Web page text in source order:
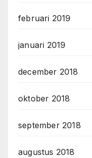
februari 2019
januari 2019
december 2018
oktober 2018
september 2018
augustus 2018